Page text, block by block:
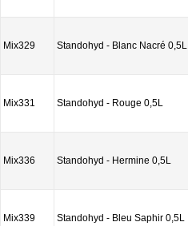
Mix329 Standohyd - Blanc Nacré 0,5L
Mix331 Standohyd - Rouge 0,5L
Mix336 Standohyd - Hermine 0,5L
Mix339 Standohyd - Bleu Saphir 0,5L